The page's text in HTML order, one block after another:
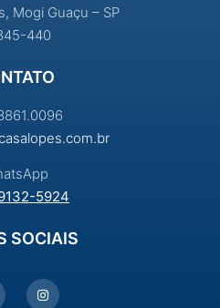
Mogi Guaçu – SP
440
5924
SOCIAIS